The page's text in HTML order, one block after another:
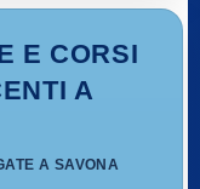
E CORSI
A
A SAVONA